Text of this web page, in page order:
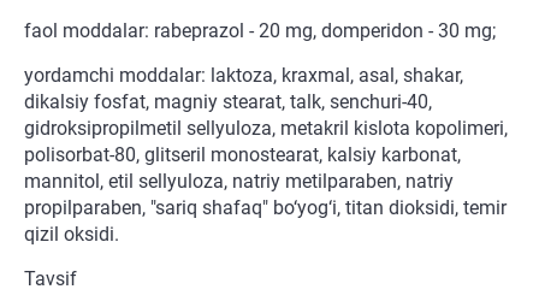
faol moddalar: rabeprazol - 20 mg, domperidon - 30 mg;
yordamchi moddalar: laktoza, kraxmal, asal, shakar,
dikalsiy fosfat, magniy stearat, talk, senchuri-40,
gidroksipropilmetil sellyuloza, metakril kislota kopolimeri,
polisorbat-80, glitseril monostearat, kalsiy karbonat,
mannitol, etil sellyuloza, natriy metilparaben, natriy
propilparaben, "sariq shafaq" bo‘yog‘i, titan dioksidi, temir
qizil oksidi.
Tavsif